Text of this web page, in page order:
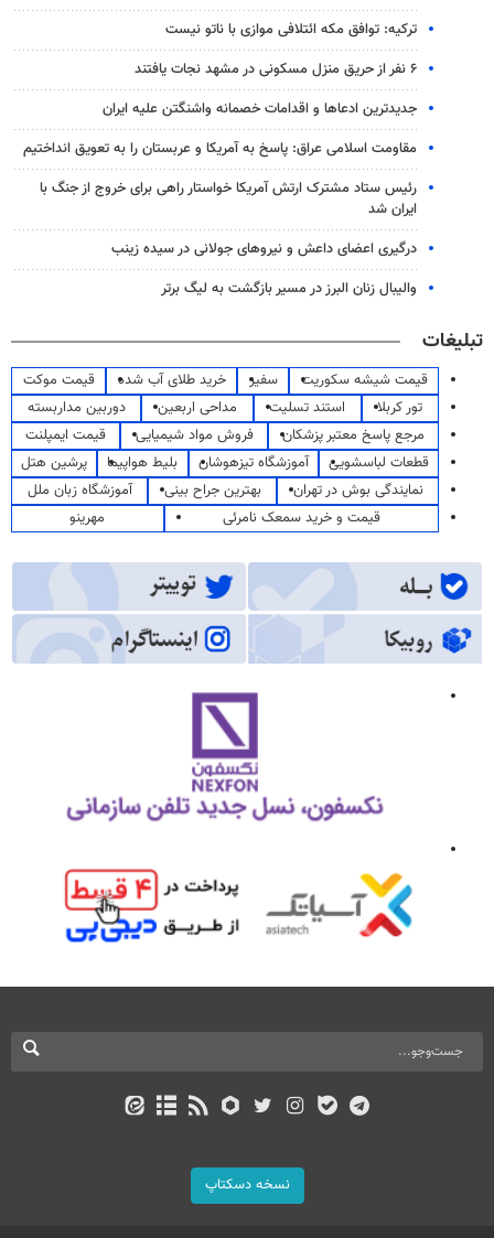
ترکیه: توافق مکه ائتلافی موازی با ناتو نیست
۶ نفر از حریق منزل مسکونی در مشهد نجات یافتند
جدیدترین ادعاها و اقدامات خصمانه واشنگتن علیه ایران
مقاومت اسلامی عراق: پاسخ به آمریکا و عربستان را به تعویق انداختیم
رئیس ستاد مشترک ارتش آمریکا خواستار راهی برای خروج از جنگ با
ایران شد
درگیری اعضای داعش و نیروهای جولانی در سیده زینب
والیبال زنان البرز در مسیر بازگشت به لیگ برتر
تبلیغات
قیمت شیشه سکوریت سفیر خرید طلای آب شده
قیمت موکت
تور کربلا
استند تسلیت مداحی اربعین
دوربین مداربسته
مرجع پاسخ معتبر پزشکان
فروش مواد شیمیایی
قیمت ایمپلنت
قطعات لباسشویی
آموزشگاه تیزهوشان بلیط هواپیما
پرشین هتل
نمایندگی بوش در تهران
بهترین جراح بینی
آموزشگاه زبان ملل
قیمت و خرید سمعک نامرئی
مهرینو
نسخه دسکتاپ